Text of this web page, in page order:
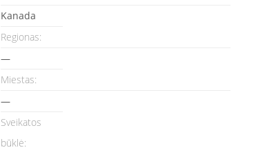
Kanada
Regionas:
—
Miestas:
—
Sveikatos
būklė: